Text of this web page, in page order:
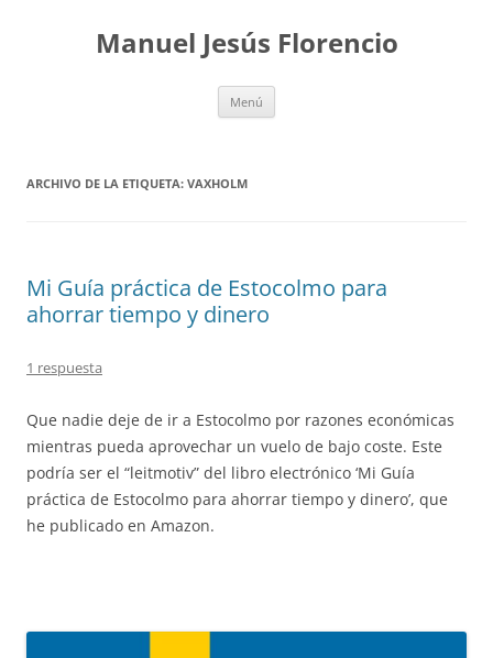
contenidoManuel Jesús Florencio
Menú
ARCHIVO DE LA ETIQUETA: VAXHOLM
Mi Guía práctica de Estocolmo para
ahorrar tiempo y dinero
1 respuesta
Que nadie deje de ir a Estocolmo por razones económicas
mientras pueda aprovechar un vuelo de bajo coste. Este
podría ser el “leitmotiv” del libro electrónico ‘Mi Guía
práctica de Estocolmo para ahorrar tiempo y dinero’, que
he publicado en Amazon.